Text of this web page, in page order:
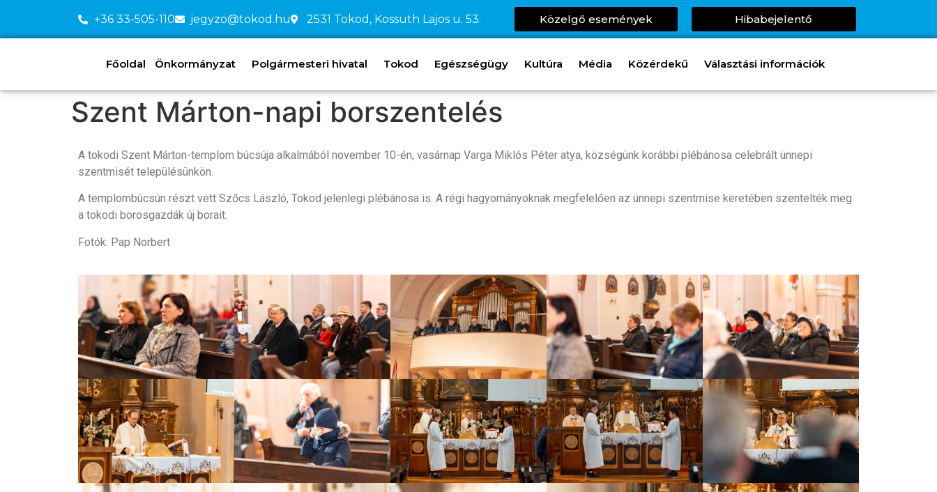
+36 33-505-110 jegyzo@tokod.hu 2531 Tokod, Kossuth Lajos u. 53. Közelgő események Hibabejelentő
Főoldal Önkormányzat Polgármesteri hivatal Tokod Egészségügy Kultúra Média Közérdekű Választási információk
Szent Márton-napi borszentelés
A tokodi Szent Márton-templom búcsúja alkalmából november 10-én, vasárnap Varga Miklós Péter atya, községünk korábbi plébánosa celebrált ünnepi
szentmisét településünkön.
A templombúcsún részt vett Szőcs László, Tokod jelenlegi plébánosa is. A régi hagyományoknak megfelelően az ünnepi szentmise keretében szentelték meg
a tokodi borosgazdák új borait.
Fotók: Pap Norbert